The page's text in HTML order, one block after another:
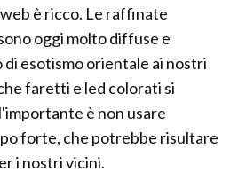
è ricco. Le raffinate
oggi molto diffuse e
esotismo orientale ai nostri
faretti e led colorati si
è non usare
forte, che potrebbe risultare
i nostri vicini.